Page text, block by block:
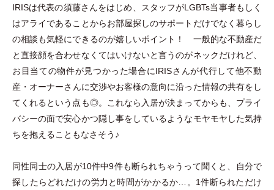
IRISは代表の須藤さんをはじめ、スタッフがLGBTs当事者もしく
はアライであることからお部屋探しのサポートだけでなく暮らし
の相談も気軽にできるのが嬉しいポイント！ 一般的な不動産だ
と直接顔を合わせなくてはいけないと言うのがネックだけれど、
お目当ての物件が見つかった場合にIRISさんが代行して他不動
産 ・ オーナーさんに交渉やお客様の意向に沿った情報の共有をし
てくれるという点も◎。これなら入居が決まってからも、プライ
バシーの面で安心かつ隠し事をしているようなモヤモヤした気持
ちを抱えることもなさそう♪
同性同士の入居が10件中9件も断られちゃうって聞くと、自分で
探したらどれだけの労力と時間がかかるか…。1件断られただけ